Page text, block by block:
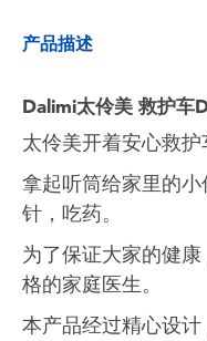
玩具促销
玩具清货
产品描述
Dalimi太伶美 救护车
太伶美开着安心救护
拿起听筒给家里的
针，吃药。
为了保证大家的健
格的家庭医生。
本产品经过精心设